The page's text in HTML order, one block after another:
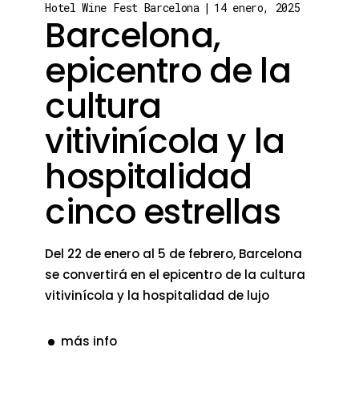
Hotel Wine Fest Barcelona 14 enero, 2025
Barcelona,
epicentro de la
cultura
vitivinícola y la
hospitalidad
cinco estrellas
Del 22 de enero al 5 de febrero, Barcelona
se convertirá en el epicentro de la cultura
vitivinícola y la hospitalidad de lujo
más info